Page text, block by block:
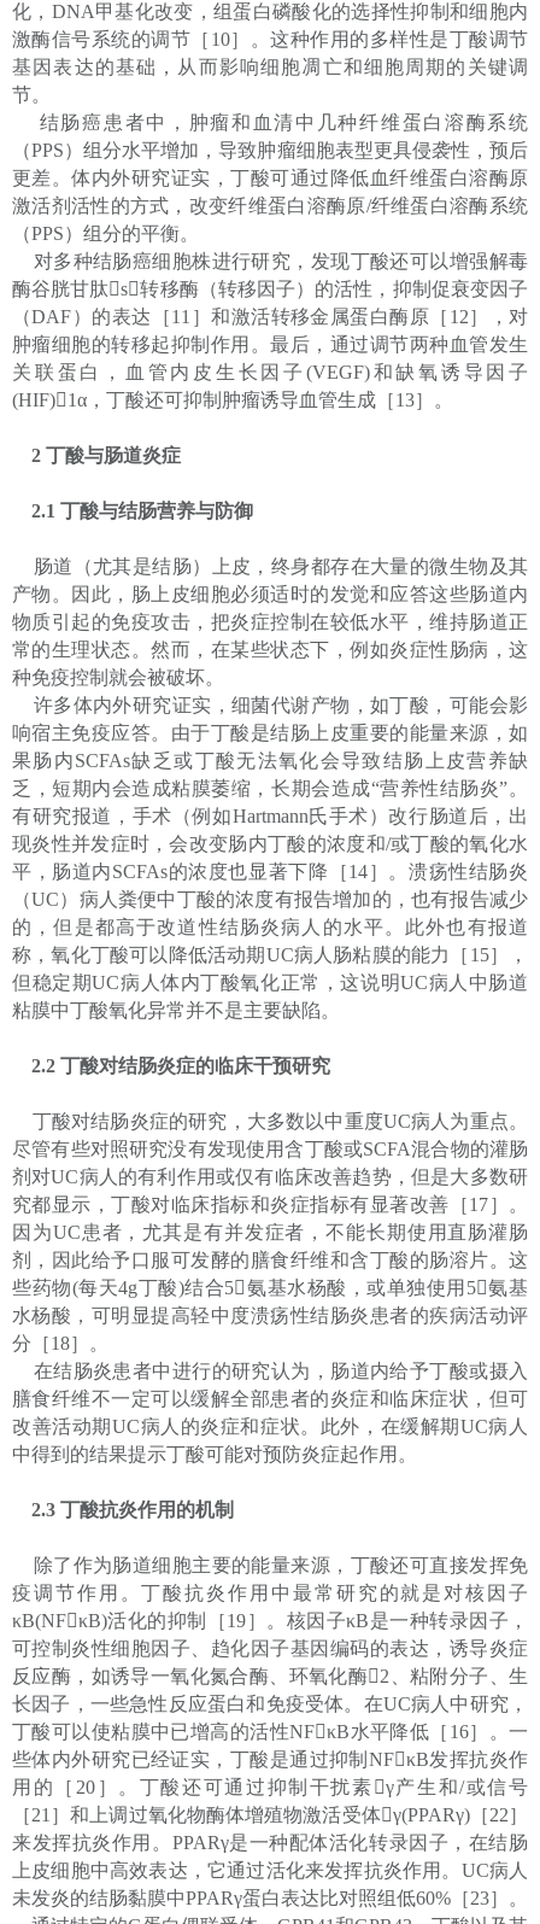
化，DNA甲基化改变，组蛋白磷酸化的选择性抑制和细胞内
激酶信号系统的调节［10］。这种作用的多样性是丁酸调节
基因表达的基础，从而影响细胞凋亡和细胞周期的关键调
节。
结肠癌患者中，肿瘤和血清中几种纤维蛋白溶酶系统
（PPS）组分水平增加，导致肿瘤细胞表型更具侵袭性，预后
更差。体内外研究证实，丁酸可通过降低血纤维蛋白溶酶原
激活剂活性的方式，改变纤维蛋白溶酶原/纤维蛋白溶酶系统
（PPS）组分的平衡。
对多种结肠癌细胞株进行研究，发现丁酸还可以增强解毒
酶谷胱甘肽s转移酶（转移因子）的活性，抑制促衰变因子
（DAF）的表达［11］和激活转移金属蛋白酶原［12］，对
肿瘤细胞的转移起抑制作用。最后，通过调节两种血管发生
关联蛋白，血管内皮生长因子(VEGF)和缺氧诱导因子
(HIF)1α，丁酸还可抑制肿瘤诱导血管生成［13］。
2 丁酸与肠道炎症
2.1 丁酸与结肠营养与防御
肠道（尤其是结肠）上皮，终身都存在大量的微生物及其
产物。因此，肠上皮细胞必须适时的发觉和应答这些肠道内
物质引起的免疫攻击，把炎症控制在较低水平，维持肠道正
常的生理状态。然而，在某些状态下，例如炎症性肠病，这
种免疫控制就会被破坏。
许多体内外研究证实，细菌代谢产物，如丁酸，可能会影
响宿主免疫应答。由于丁酸是结肠上皮重要的能量来源，如
果肠内SCFAs缺乏或丁酸无法氧化会导致结肠上皮营养缺
乏，短期内会造成粘膜萎缩，长期会造成“营养性结肠炎”。
有研究报道，手术（例如Hartmann氏手术）改行肠道后，出
现炎性并发症时，会改变肠内丁酸的浓度和/或丁酸的氧化水
平，肠道内SCFAs的浓度也显著下降［14］。溃疡性结肠炎
（UC）病人粪便中丁酸的浓度有报告增加的，也有报告减少
的，但是都高于改道性结肠炎病人的水平。此外也有报道
称，氧化丁酸可以降低活动期UC病人肠粘膜的能力［15］，
但稳定期UC病人体内丁酸氧化正常，这说明UC病人中肠道
粘膜中丁酸氧化异常并不是主要缺陷。
2.2 丁酸对结肠炎症的临床干预研究
丁酸对结肠炎症的研究，大多数以中重度UC病人为重点。
尽管有些对照研究没有发现使用含丁酸或SCFA混合物的灌肠
剂对UC病人的有利作用或仅有临床改善趋势，但是大多数研
究都显示，丁酸对临床指标和炎症指标有显著改善［17］。
因为UC患者，尤其是有并发症者，不能长期使用直肠灌肠
剂，因此给予口服可发酵的膳食纤维和含丁酸的肠溶片。这
些药物(每天4g丁酸)结合5氨基水杨酸，或单独使用5氨基
水杨酸，可明显提高轻中度溃疡性结肠炎患者的疾病活动评
分［18］。
在结肠炎患者中进行的研究认为，肠道内给予丁酸或摄入
膳食纤维不一定可以缓解全部患者的炎症和临床症状，但可
改善活动期UC病人的炎症和症状。此外，在缓解期UC病人
中得到的结果提示丁酸可能对预防炎症起作用。
2.3 丁酸抗炎作用的机制
除了作为肠道细胞主要的能量来源，丁酸还可直接发挥免
疫调节作用。丁酸抗炎作用中最常研究的就是对核因子
κB(NFκB)活化的抑制［19］。核因子κB是一种转录因子，
可控制炎性细胞因子、趋化因子基因编码的表达，诱导炎症
反应酶，如诱导一氧化氮合酶、环氧化酶2、粘附分子、生
长因子，一些急性反应蛋白和免疫受体。在UC病人中研究，
丁酸可以使粘膜中已增高的活性NFκB水平降低［16］。一
些体内外研究已经证实，丁酸是通过抑制NFκB发挥抗炎作
用的［20］。丁酸还可通过抑制干扰素γ产生和/或信号
［21］和上调过氧化物酶体增殖物激活受体γ(PPARγ)［22］
来发挥抗炎作用。PPARγ是一种配体活化转录因子，在结肠
上皮细胞中高效表达，它通过活化来发挥抗炎作用。UC病人
未发炎的结肠黏膜中PPARγ蛋白表达比对照组低60%［23］。